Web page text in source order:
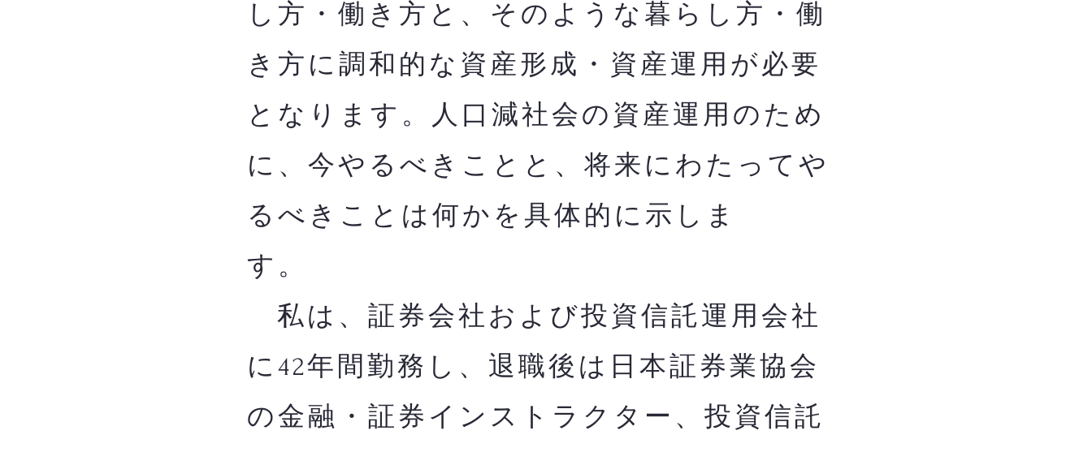
し方・働き方と、そのような暮らし方・働
き方に調和的な資産形成・資産運用が必要
となります。人口減社会の資産運用のため
に、今やるべきことと、将来にわたってや
るべきことは何かを​具体的に示しま
す。
私は、証券会社および投資信託運用会社
に42年間勤務し、退職後は日本証券業協会
の金融・証券インストラクター、投資信託